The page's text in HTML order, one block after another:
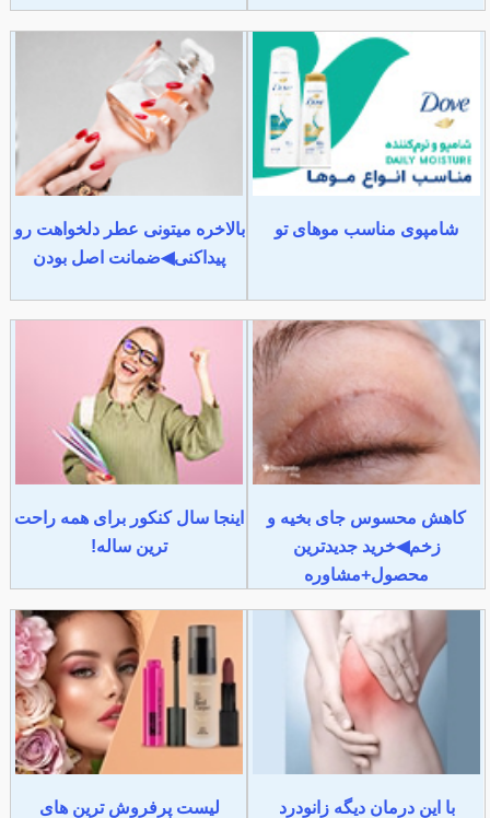
شامپوی مناسب موهای تو
بالاخره میتونی عطر دلخواهت رو
پیداکنی◀ضمانت اصل بودن
کاهش محسوس جای بخیه و
زخم◀خرید جدیدترین
محصول+مشاوره
اینجا سال کنکور برای همه راحت
ترین ساله!
با این درمان دیگه زانودرد
لیست پرفروش ترین های